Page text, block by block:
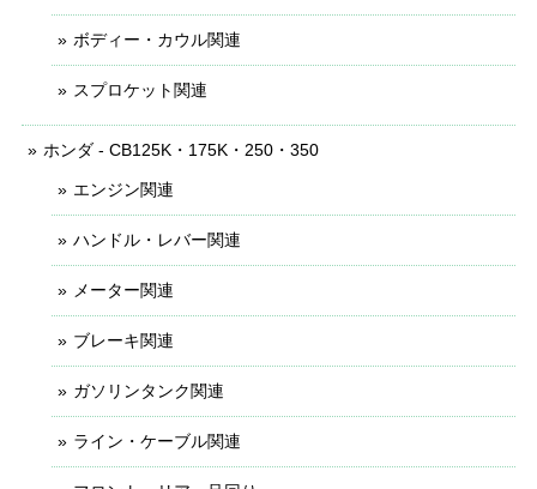
ボディー・カウル関連
スプロケット関連
ホンダ - CB125K・175K・250・350
エンジン関連
ハンドル・レバー関連
メーター関連
ブレーキ関連
ガソリンタンク関連
ライン・ケーブル関連